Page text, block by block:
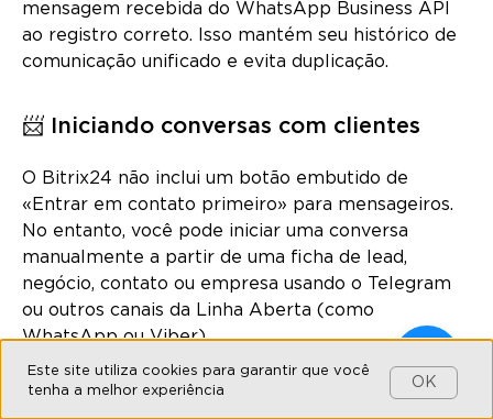
mensagem recebida do WhatsApp Business API
ao registro correto. Isso mantém seu histórico de
comunicação unificado e evita duplicação.
📨 Iniciando conversas com clientes
O Bitrix24 não inclui um botão embutido de
«Entrar em contato primeiro» para mensageiros.
No entanto, você pode iniciar uma conversa
manualmente a partir de uma ficha de lead,
negócio, contato ou empresa usando o Telegram
ou outros canais da Linha Aberta (como
WhatsApp ou Viber).
💡 Utilize o botão«Nova mensagem» no widget
Este site utiliza cookies para garantir que você
tenha a melhor experiência
OK